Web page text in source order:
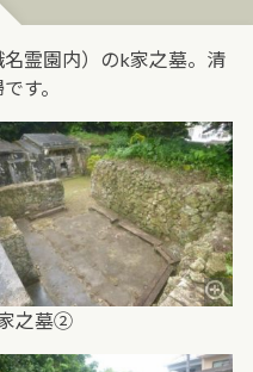
霊園内）のk家之墓。清
す。
之墓②